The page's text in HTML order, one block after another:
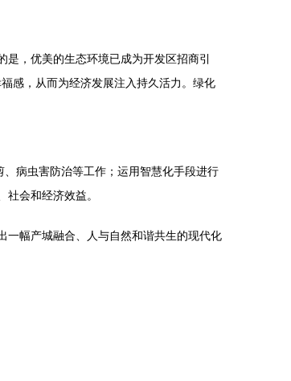
，优美的生态环境已成为开发区招商引
感，从而为经济发展注入持久活力。绿化
病虫害防治等工作；运用智慧化手段进行
会和经济效益。
一幅产城融合、人与自然和谐共生的现代化